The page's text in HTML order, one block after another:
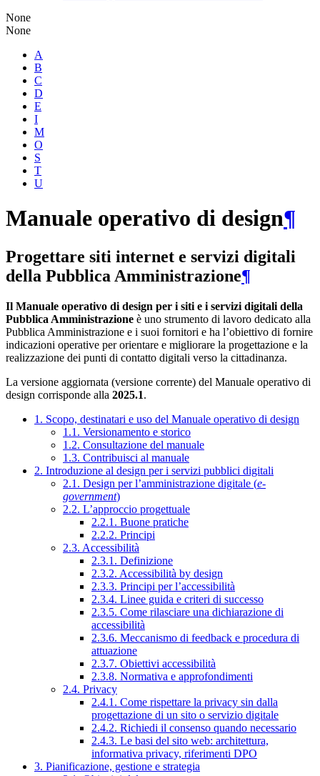
None
None
A
B
C
D
E
I
M
O
S
T
U
Manuale operativo di design¶
Progettare siti internet e servizi digitali
della Pubblica Amministrazione¶
Il Manuale operativo di design per i siti e i servizi digitali della
Pubblica Amministrazione è uno strumento di lavoro dedicato alla
Pubblica Amministrazione e i suoi fornitori e ha l’obiettivo di fornire
indicazioni operative per orientare e migliorare la progettazione e la
realizzazione dei punti di contatto digitali verso la cittadinanza.
La versione aggiornata (versione corrente) del Manuale operativo di
design corrisponde alla 2025.1.
1. Scopo, destinatari e uso del Manuale operativo di design
1.1. Versionamento e storico
1.2. Consultazione del manuale
1.3. Contribuisci al manuale
2. Introduzione al design per i servizi pubblici digitali
2.1. Design per l’amministrazione digitale (e-
government)
2.2. L’approccio progettuale
2.2.1. Buone pratiche
2.2.2. Principi
2.3. Accessibilità
2.3.1. Definizione
2.3.2. Accessibilità by design
2.3.3. Principi per l’accessibilità
2.3.4. Linee guida e criteri di successo
2.3.5. Come rilasciare una dichiarazione di
accessibilità
2.3.6. Meccanismo di feedback e procedura di
attuazione
2.3.7. Obiettivi accessibilità
2.3.8. Normativa e approfondimenti
2.4. Privacy
2.4.1. Come rispettare la privacy sin dalla
progettazione di un sito o servizio digitale
2.4.2. Richiedi il consenso quando necessario
2.4.3. Le basi del sito web: architettura,
informativa privacy, riferimenti DPO
3. Pianificazione, gestione e strategia